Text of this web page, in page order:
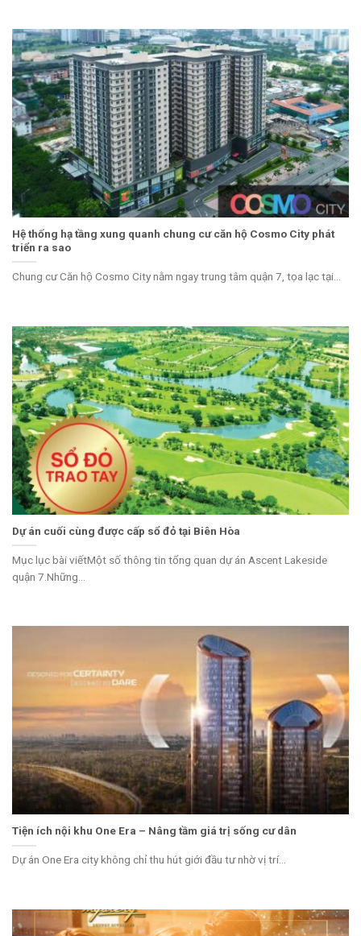
Hệ thống hạ tầng xung quanh chung cư căn hộ Cosmo City phát
triển ra sao
Chung cư Căn hộ Cosmo City nằm ngay trung tâm quận 7, tọa lạc tại...
Dự án cuối cùng được cấp sổ đỏ tại Biên Hòa
Mục lục bài viếtMột số thông tin tổng quan dự án Ascent Lakeside
quận 7.Những...
Tiện ích nội khu One Era – Nâng tầm giá trị sống cư dân
Dự án One Era city không chỉ thu hút giới đầu tư nhờ vị trí...